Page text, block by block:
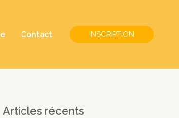
Contact INSCRIPTION
Articles récents